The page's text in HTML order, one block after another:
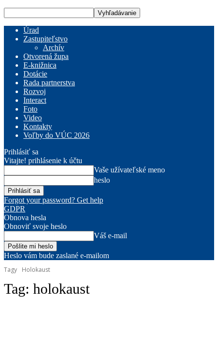
Úrad
Zastupiteľstvo
Archív
Otvorená župa
E-knižnica
Dotácie
Rada partnerstva
Rozvoj
Interact
Foto
Video
Kontakty
Voľby do VÚC 2026
Prihlásiť sa
Vitajte! prihlásenie k účtu
Vaše užívateľské meno
heslo
Forgot your password? Get help
GDPR
Obnova hesla
Obnoviť svoje heslo
Váš e-mail
Heslo vám bude zaslané e-mailom
Tagy
Holokaust
Tag: holokaust